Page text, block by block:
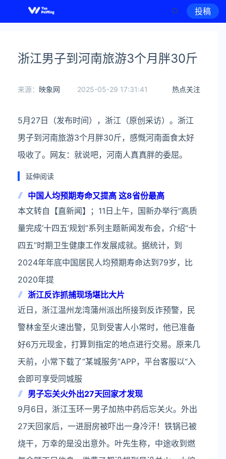
投稿
浙江男子到河南旅游3个月胖30斤
热点关注
来源： 映象网 2025-05-29 17:31:41
5月27日（发布时间），浙江（原创采访）。浙江
男子到河南旅游3个月胖30斤，感慨河南面食太好
吸收了。网友：就说吧，河南人真真胖的委屈。
延伸阅读
中国人均预期寿命又提高 这8省份最高
本文转自【直新闻】；11日上午，国新办举行“高质
量完成‘十四五’规划”系列主题新闻发布会，介绍“十
四五”时期卫生健康工作发展成就。据统计，到
2024年年底中国居民人均预期寿命达到79岁，比
2020年提
浙江反诈抓捕现场堪比大片
近日，浙江温州龙湾蒲州派出所接到反诈预警，民
警林金至火速出警，见到受害人小常时，他已准备
好6万元现金，打算到指定的地点进行交易。原来几
天前，小常下载了“某城服务”APP，平台客服以“入
会即可享受同城服
男子忘关火外出27天回家才发现
9月6日，浙江玉环一男子加热中药后忘关火。外出
27天回家后，一进厨房被吓出一身冷汗！铁锅已被
烧干，万幸的是没出意外。叶先生称，中途收到燃